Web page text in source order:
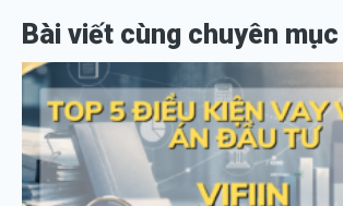
Bài viết cùng chuyên mục